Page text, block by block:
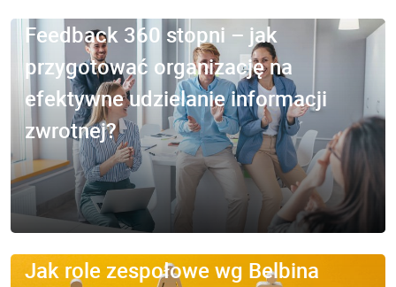
Feedback 360 stopni – jak
przygotować organizację na
efektywne udzielanie informacji
zwrotnej?
Jak role zespołowe wg Belbina